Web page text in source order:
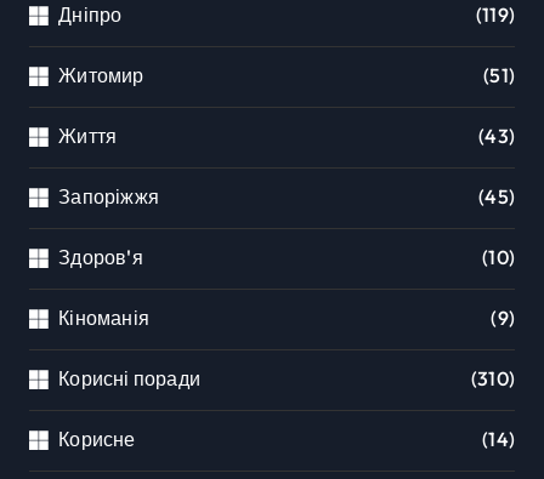
Дніпро (119)
Житомир (51)
Життя (43)
Запоріжжя (45)
Здоров'я (10)
Кіноманія (9)
Корисні поради (310)
Корисне (14)